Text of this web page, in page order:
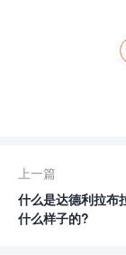
上一篇
什么是达德利拉布
什么样子的?